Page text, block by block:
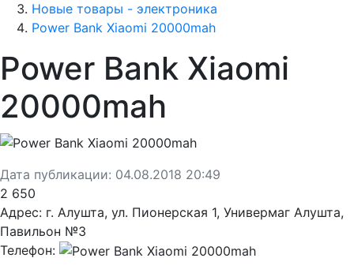
Новые товары - электроника
Power Bank Xiaomi 20000mah
Power Bank Xiaomi
20000mah
Дата публикации: 04.08.2018 20:49
2 650
Адрес: г. Алушта, ул. Пионерская 1, Универмаг Алушта,
Павильон №3
Телефон: